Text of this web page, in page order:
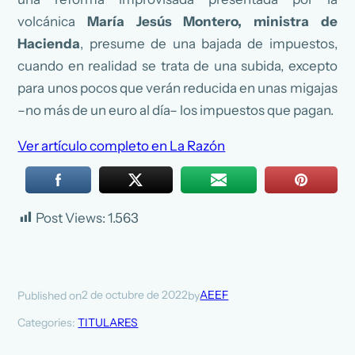
volcánicaMaría Jesús Montero, ministra de
Hacienda, presume de una bajada de impuestos,
cuando en realidad se trata de una subida, excepto
para unos pocos que verán reducida en unas migajas
–no más de un euro al día– los impuestos que pagan.
Ver artículo completo en La Razón
Post Views: 1.563
Published on2 de octubre de 2022byAEEF
Categories:TITULARES